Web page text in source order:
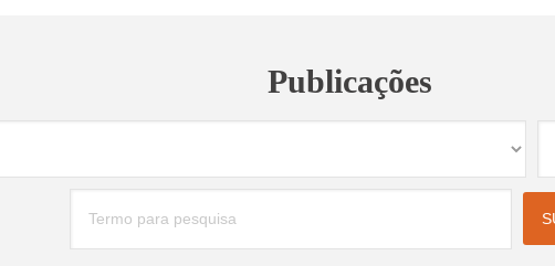
Publicações